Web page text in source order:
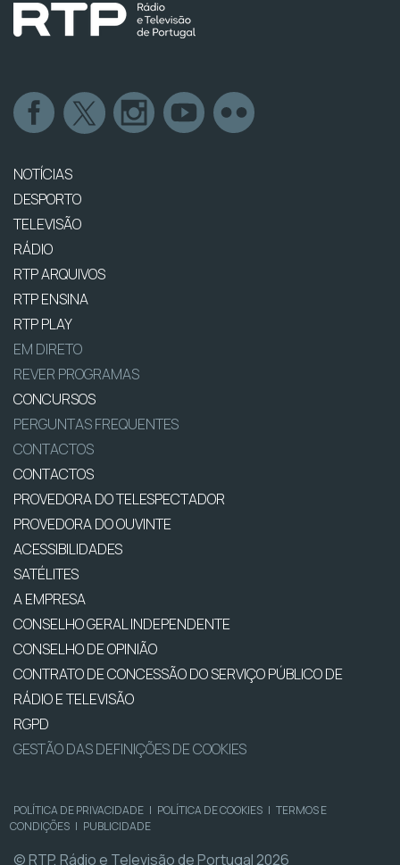
NOTÍCIAS
DESPORTO
TELEVISÃO
RÁDIO
RTP ARQUIVOS
RTP ENSINA
RTP PLAY
EM DIRETO
REVER PROGRAMAS
CONCURSOS
PERGUNTAS FREQUENTES
CONTACTOS
CONTACTOS
PROVEDORA DO TELESPECTADOR
PROVEDORA DO OUVINTE
ACESSIBILIDADES
SATÉLITES
A EMPRESA
CONSELHO GERAL INDEPENDENTE
CONSELHO DE OPINIÃO
CONTRATO DE CONCESSÃO DO SERVIÇO PÚBLICO DE
RÁDIO E TELEVISÃO
RGPD
GESTÃO DAS DEFINIÇÕES DE COOKIES
POLÍTICA DE PRIVACIDADE | POLÍTICA DE COOKIES | TERMOS E
CONDIÇÕES | PUBLICIDADE
© RTP, Rádio e Televisão de Portugal 2026